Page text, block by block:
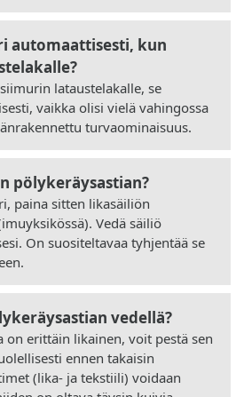
automaattisesti, kun
lataustelakalle, se
vaikka olisi vielä vahingossa
turvaominaisuus.
pölykeräysastian?
paina sitten likasäiliön
Vedä säiliö
On suositeltavaa tyhjentää se
vedellä?
on erittäin likainen, voit pestä sen
ennen takaisin
(lika- ja tekstiili) voidaan